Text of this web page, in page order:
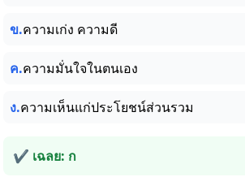
ข.ความเก่ง ความดี
ค.ความมั่นใจในตนเอง
ง.ความเห็นแก่ประโยชน์ส่วนรวม
✔ เฉลย: ก